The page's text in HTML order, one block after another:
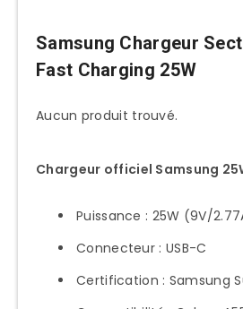
Samsung Chargeur
Fast Charging 25W
Aucun produit trouvé.
Chargeur officiel Samsung
Puissance : 25W (9V/
Connecteur : USB-C
Certification : Samsung